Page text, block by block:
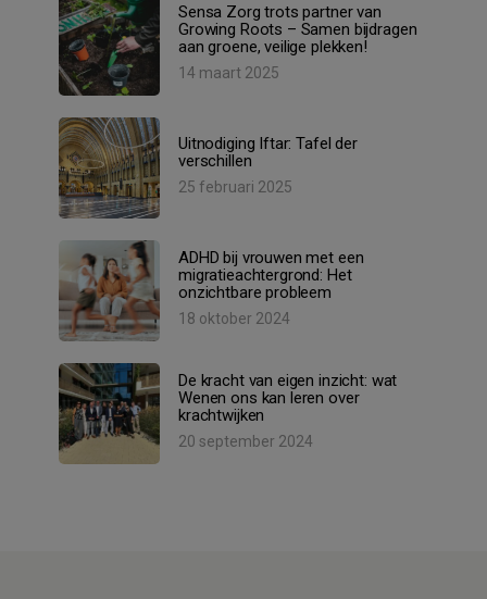
Sensa Zorg trots partner van
Growing Roots – Samen bijdragen
aan groene, veilige plekken!
14 maart 2025
Uitnodiging Iftar: Tafel der
verschillen
25 februari 2025
ADHD bij vrouwen met een
migratieachtergrond: Het
onzichtbare probleem
18 oktober 2024
De kracht van eigen inzicht: wat
Wenen ons kan leren over
krachtwijken
20 september 2024